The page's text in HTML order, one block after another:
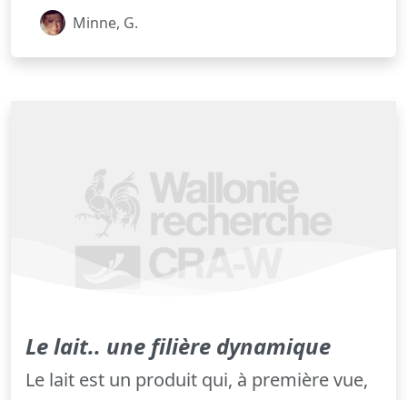
Minne, G.
Le lait.. une filière dynamique
Le lait est un produit qui, à première vue,